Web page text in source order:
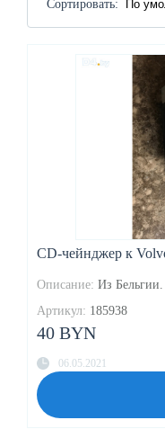
Сортировать:
CD-чейнджер к
Описание: Из Бельгии.
Артикул: 185938
40 BYN
06.05.2021